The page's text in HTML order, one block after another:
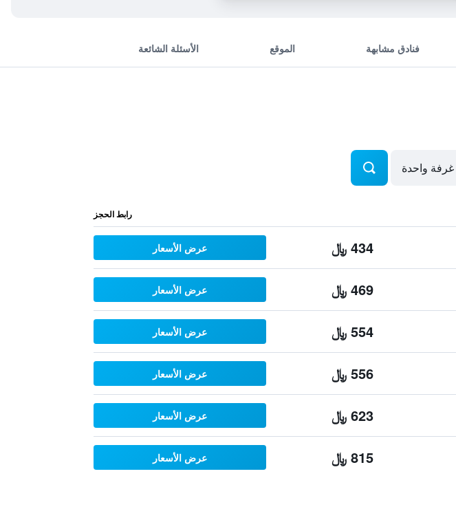
فنادق مشابهة الموقع الأسئلة الشائعة
رابط الحجز
434 ﷼ عرض الأسعار
469 ﷼ عرض الأسعار
554 ﷼ عرض الأسعار
556 ﷼ عرض الأسعار
623 ﷼ عرض الأسعار
815 ﷼ عرض الأسعار